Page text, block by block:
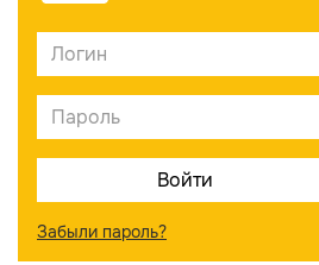
Забыли пароль?